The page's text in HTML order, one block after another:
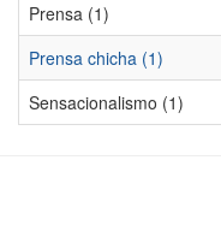
Prensa (1)
Prensa chicha (1)
Sensacionalismo (1)